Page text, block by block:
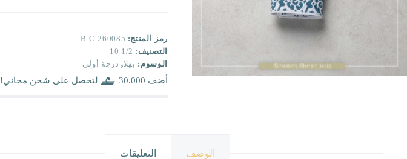
رمز المنتج: B-C-260085
التصنيف: 1/2 10
الوسوم: بهلا, درجة أولى
أضف 30.000 لتحصل على شحن مجاني!
الوصف التعليقات